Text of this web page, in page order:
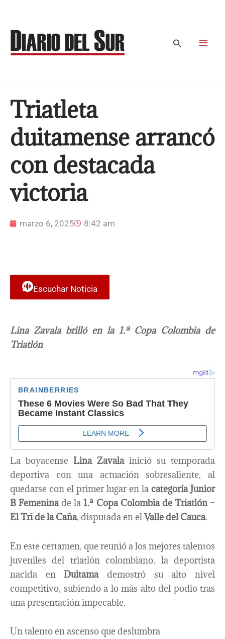
contenido
Buscar
Triatleta
duitamense arrancó
con destacada
victoria
marzo 6, 2025 8:42 am
Escuchar Noticia
Lina Zavala brilló en la 1.ª Copa Colombia de
Triatlón
La boyacense Lina Zavalainició su temporada
deportiva con una actuación sobresaliente, al
quedarse con el primer lugar en la categoría Junior
B Femeninade la1.ª Copa Colombia de Triatlón –
El Tri de la Caña, disputada en elValle del Cauca.
En este certamen, que reunió a los mejores talentos
juveniles del triatlón colombiano, la deportista
nacida en Duitamademostró su alto nivel
competitivo, subiendo a lo más alto del podio tras
una presentación impecable.
Un talento en ascenso que deslumbra